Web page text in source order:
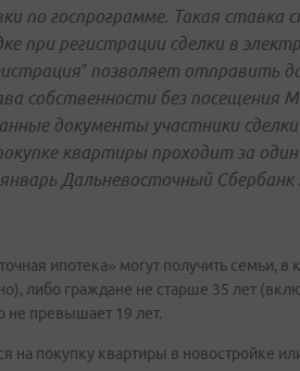
по госпрограмме. Такая ставка
при регистрации сделки в
позволяет отправить
собственности без посещения
документы участники
квартиры проходит за
Дальневосточный
ипотека» могут получить семьи, в
либо граждане не старше 35 лет
не превышает 19 лет.
на покупку квартиры в новостройке